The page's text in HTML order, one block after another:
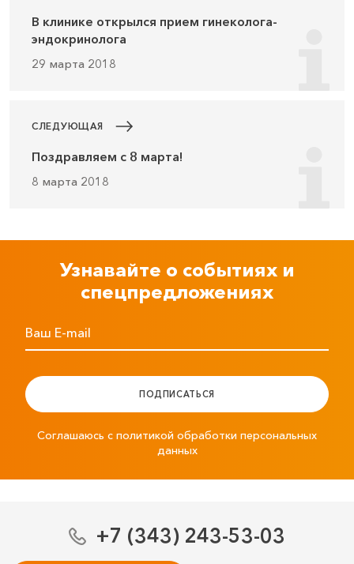
В клинике открылся прием гинеколога-
эндокринолога
29 марта 2018
СЛЕДУЮЩАЯ
Поздравляем с 8 марта!
8 марта 2018
Узнавайте о событиях и
спецпредложениях
Ваш E-mail
ПОДПИСАТЬСЯ
Соглашаюсь с политикой обработки персональных
данных
+7 (343) 243-53-03